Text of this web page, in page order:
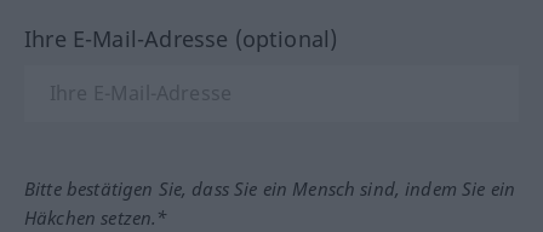
Ihre E-Mail-Adresse (optional)
Bitte bestätigen Sie, dass Sie ein Mensch sind, indem Sie ein
Häkchen setzen.*